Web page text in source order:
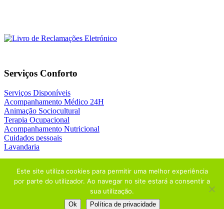
Serviços Conforto
Serviços Disponíveis
Acompanhamento Médico 24H
Animação Sociocultural
Terapia Ocupacional
Acompanhamento Nutricional
Cuidados pessoais
Lavandaria
NATURIDADE | Design byADDAPT+
Este site utiliza cookies para permitir uma melhor experiência
por parte do utilizador. Ao navegar no site estará a consentir a
sua utilização.
Ok Política de privacidade